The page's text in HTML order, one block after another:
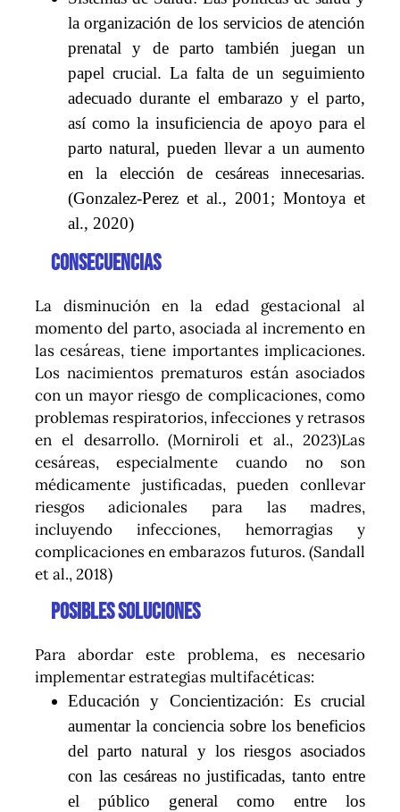
la organización de los servicios de atención
prenatal y de parto también juegan un
papel crucial. La falta de un seguimiento
adecuado durante el embarazo y el parto,
así como la insuficiencia de apoyo para el
parto natural, pueden llevar a un aumento
en la elección de cesáreas innecesarias.
(Gonzalez-Perez et al., 2001; Montoya et
al., 2020)
Consecuencias
La disminución en la edad gestacional al
momento del parto, asociada al incremento en
las cesáreas, tiene importantes implicaciones.
Los nacimientos prematuros están asociados
con un mayor riesgo de complicaciones, como
problemas respiratorios, infecciones y retrasos
en el desarrollo. (Morniroli et al., 2023)Las
cesáreas, especialmente cuando no son
médicamente justificadas, pueden conllevar
riesgos adicionales para las madres,
incluyendo infecciones, hemorragias y
complicaciones en embarazos futuros. (Sandall
et al., 2018)
Posibles soluciones
Para abordar este problema, es necesario
implementar estrategias multifacéticas:
Educación y Concientización: Es crucial
aumentar la conciencia sobre los beneficios
del parto natural y los riesgos asociados
con las cesáreas no justificadas, tanto entre
el público general como entre los